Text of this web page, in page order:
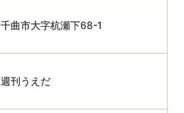
千曲市大字杭瀬下68-1
週刊うえだ